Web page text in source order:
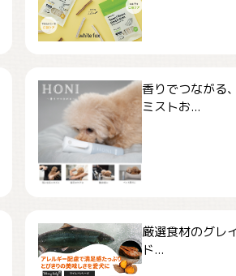
香りでつながる
ミストお...
厳選食材のグレ
ド...